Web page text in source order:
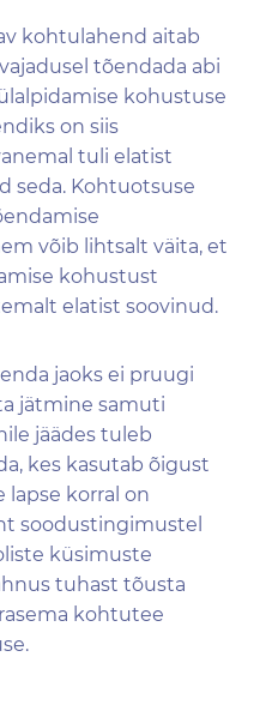
kohtulahend aitab
tõendada abi
kohustuse
on siis
tuli elatist
seda. Kohtuotsuse
võib lihtsalt väita, et
kohustust
elatist soovinud.
jaoks ei pruugi
jätmine samuti
jäädes tuleb
kes kasutab õigust
lapse korral on
soodustingimustel
küsimuste
tuhast tõusta
kohtutee